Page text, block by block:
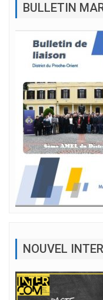
BULLETIN
NOUVEL